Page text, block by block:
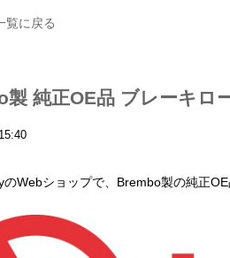
覧に戻る
製 純正OE品 ブレーキロ
Webショップで、Brembo製の純正